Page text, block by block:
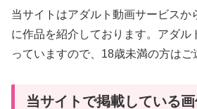
当サイトはアダルト動画サービスか
に作品を紹介しております。アダル
っていますので、18歳未満の方はご
当サイトで掲載している